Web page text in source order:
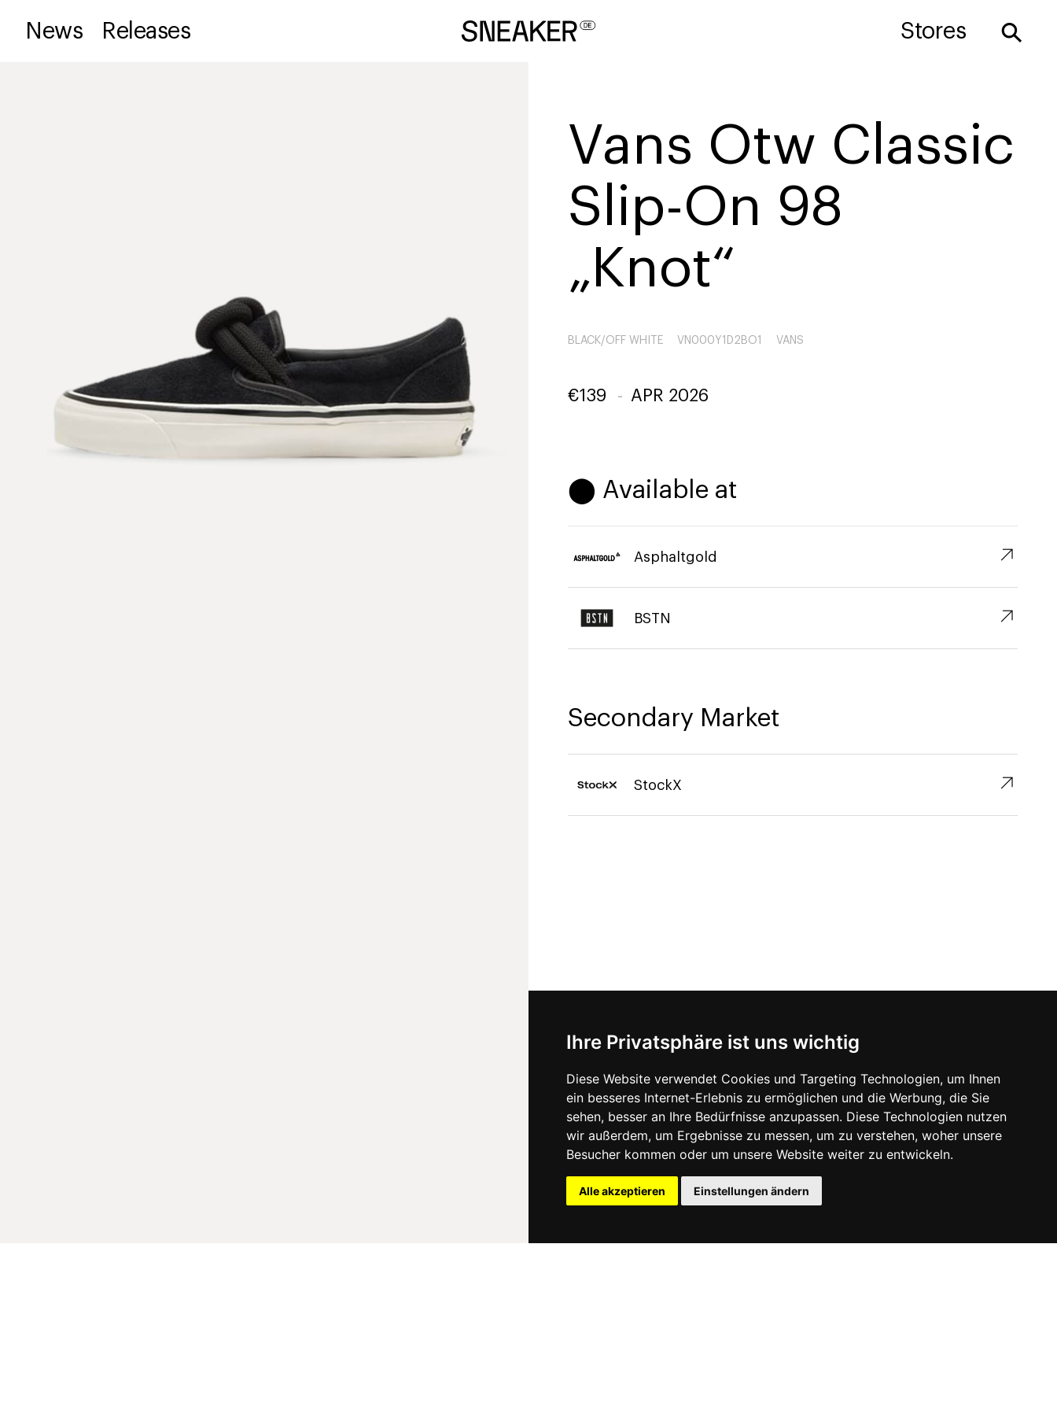
Ihre Privatsphäre ist uns wichtig
Diese Website verwendet Cookies und Targeting Technologien, um Ihnen
ein besseres Internet-Erlebnis zu ermöglichen und die Werbung, die Sie
sehen, besser an Ihre Bedürfnisse anzupassen. Diese Technologien nutzen
wir außerdem, um Ergebnisse zu messen, um zu verstehen, woher unsere
Besucher kommen oder um unsere Website weiter zu entwickeln.
Alle akzeptieren Einstellungen ändern
News Releases Stores ⚲
Vans Otw Classic
Slip-On 98
„Knot“
BLACK/OFF WHITE VN000Y1D2BO1 VANS
€139 - APR 2026
⬤ Available at
Asphaltgold ↗︎
BSTN ↗︎
Secondary Market
StockX ↗︎